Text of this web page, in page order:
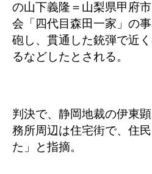
の山下義隆＝山梨県甲府
会「四代目森田一家」の
砲し、貫通した銃弾で近
るなどしたとされる。
判決で、静岡地裁の伊東
務所周辺は住宅街で、住
た」と指摘。